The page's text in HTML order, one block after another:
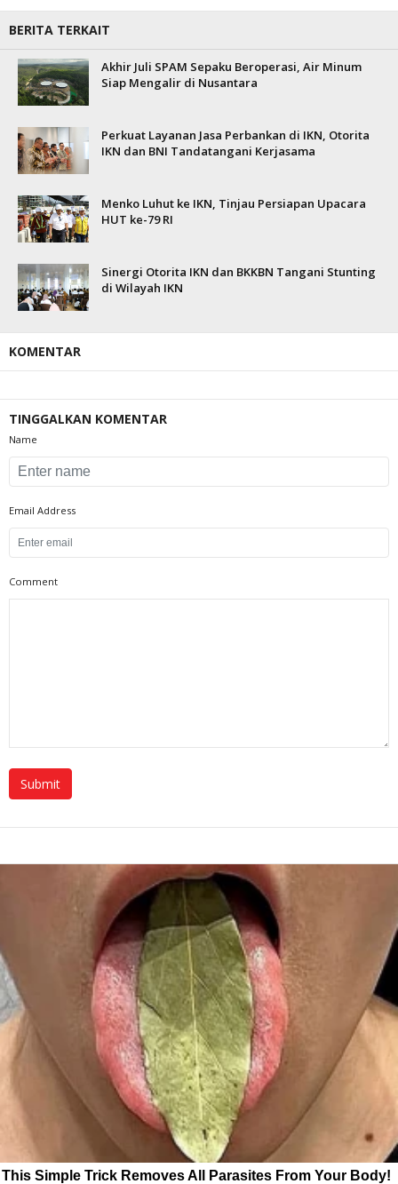
BERITA TERKAIT
Akhir Juli SPAM Sepaku Beroperasi, Air Minum
Siap Mengalir di Nusantara
Perkuat Layanan Jasa Perbankan di IKN, Otorita
IKN dan BNI Tandatangani Kerjasama
Menko Luhut ke IKN, Tinjau Persiapan Upacara
HUT ke-79 RI
Sinergi Otorita IKN dan BKKBN Tangani Stunting
di Wilayah IKN
KOMENTAR
TINGGALKAN KOMENTAR
Name
Email Address
Comment
This Simple Trick Removes All Parasites From Your Body!